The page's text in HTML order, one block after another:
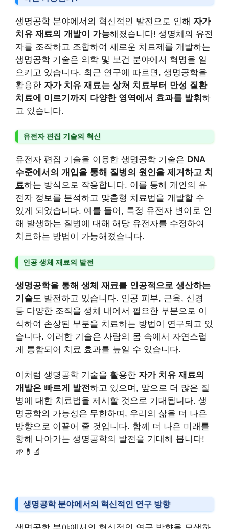
생명공학 분야에서의 혁신적인 발전으로 인해 자가
치유 재료의 개발이 가능해졌습니다! 생명체의 유전
자를 조작하고 조합하여 새로운 치료제를 개발하는
생명공학 기술은 의학 및 보건 분야에서 혁명을 일
으키고 있습니다. 최근 연구에 따르면, 생명공학을
활용한 자가 치유 재료는 상처 치료부터 만성 질환
치료에 이르기까지 다양한 영역에서 효과를 발휘 하
고 있습니다.
유전자 편집 기술의 혁신
유전자 편집 기술을 이용한 생명공학 기술은 DNA
수준에서의 개입을 통해 질병의 원인을 제거하고 치
료하는 방식으로 작용합니다. 이를 통해 개인의 유
전자 정보를 분석하고 맞춤형 치료법을 개발할 수
있게 되었습니다. 예를 들어, 특정 유전자 변이로 인
해 발생하는 질병에 대해 해당 유전자를 수정하여
치료하는 방법이 가능해졌습니다.
인공 생체 재료의 발전
생명공학을 통해 생체 재료를 인공적으로 생산하는
기술도 발전하고 있습니다. 인공 피부, 근육, 신경
등 다양한 조직을 생체 내에서 필요한 부분으로 이
식하여 손상된 부분을 치료하는 방법이 연구되고 있
습니다. 이러한 기술은 사람의 몸 속에서 자연스럽
게 통합되어 치료 효과를 높일 수 있습니다.
이처럼 생명공학 기술을 활용한 자가 치유 재료의
개발은 빠르게 발전하고 있으며, 앞으로 더 많은 질
병에 대한 치료법을 제시할 것으로 기대됩니다. 생
명공학의 가능성은 무한하며, 우리의 삶을 더 나은
방향으로 이끌어 줄 것입니다. 함께 더 나은 미래를
향해 나아가는 생명공학의 발전을 기대해 봅니다!
🌱💊🔬
생명공학 분야에서의 혁신적인 연구 방향